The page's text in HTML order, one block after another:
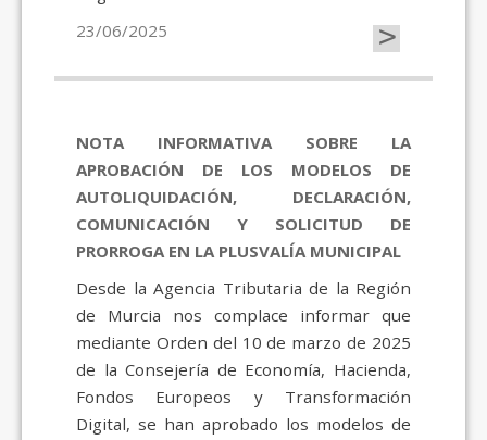
23/06/2025
>
NOTA INFORMATIVA SOBRE LA
APROBACIÓN DE LOS MODELOS DE
AUTOLIQUIDACIÓN, DECLARACIÓN,
COMUNICACIÓN Y SOLICITUD DE
PRORROGA EN LA PLUSVALÍA MUNICIPAL
Desde la Agencia Tributaria de la Región
de Murcia nos complace informar que
mediante Orden del 10 de marzo de 2025
de la Consejería de Economía, Hacienda,
Fondos Europeos y Transformación
Digital, se han aprobado los modelos de